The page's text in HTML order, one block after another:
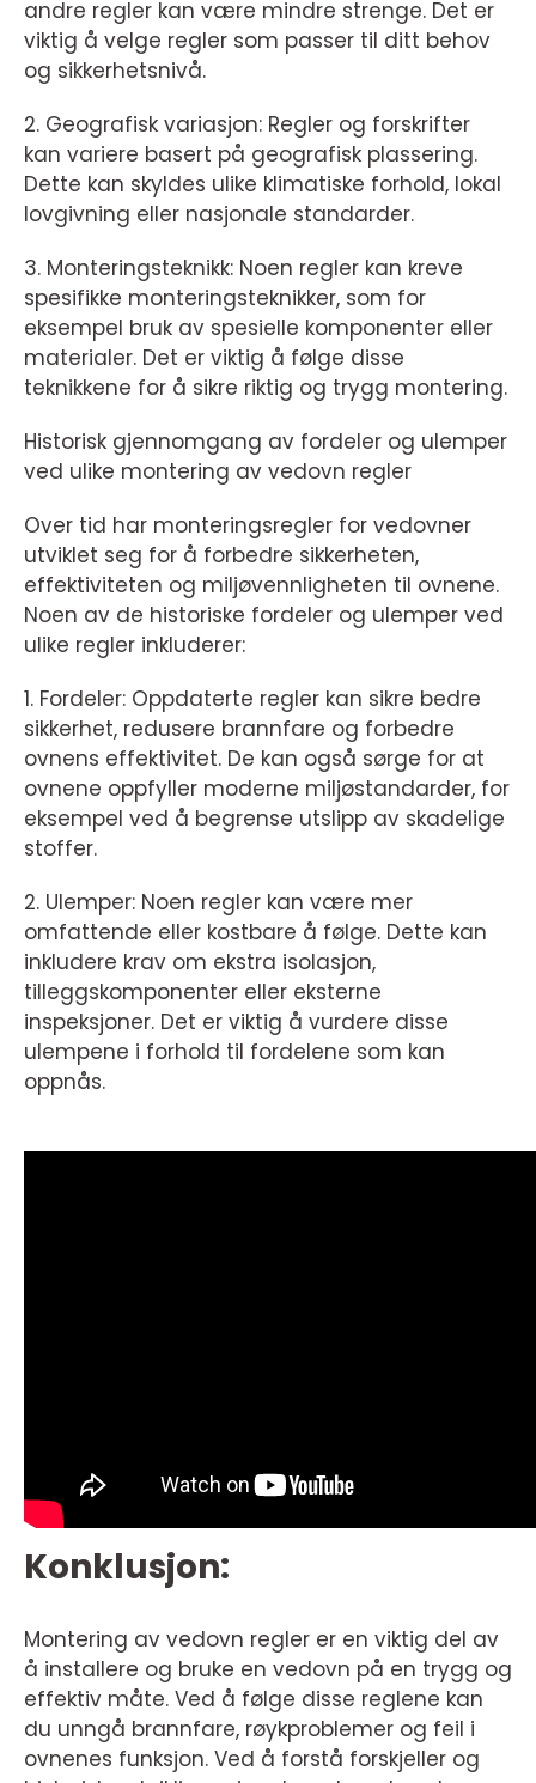
andre regler kan være mindre strenge. Det er
viktig å velge regler som passer til ditt behov
og sikkerhetsnivå.
2. Geografisk variasjon: Regler og forskrifter
kan variere basert på geografisk plassering.
Dette kan skyldes ulike klimatiske forhold, lokal
lovgivning eller nasjonale standarder.
3. Monteringsteknikk: Noen regler kan kreve
spesifikke monteringsteknikker, som for
eksempel bruk av spesielle komponenter eller
materialer. Det er viktig å følge disse
teknikkene for å sikre riktig og trygg montering.
Historisk gjennomgang av fordeler og ulemper
ved ulike montering av vedovn regler
Over tid har monteringsregler for vedovner
utviklet seg for å forbedre sikkerheten,
effektiviteten og miljøvennligheten til ovnene.
Noen av de historiske fordeler og ulemper ved
ulike regler inkluderer:
1. Fordeler: Oppdaterte regler kan sikre bedre
sikkerhet, redusere brannfare og forbedre
ovnens effektivitet. De kan også sørge for at
ovnene oppfyller moderne miljøstandarder, for
eksempel ved å begrense utslipp av skadelige
stoffer.
2. Ulemper: Noen regler kan være mer
omfattende eller kostbare å følge. Dette kan
inkludere krav om ekstra isolasjon,
tilleggskomponenter eller eksterne
inspeksjoner. Det er viktig å vurdere disse
ulempene i forhold til fordelene som kan
oppnås.
Konklusjon:
Montering av vedovn regler er en viktig del av
å installere og bruke en vedovn på en trygg og
effektiv måte. Ved å følge disse reglene kan
du unngå brannfare, røykproblemer og feil i
ovnenes funksjon. Ved å forstå forskjeller og